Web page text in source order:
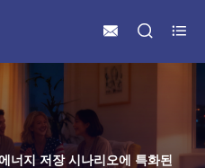
  
너지 저장 시나리오에 특화된